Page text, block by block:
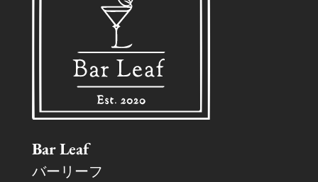
Bar Leaf
バーリーフ